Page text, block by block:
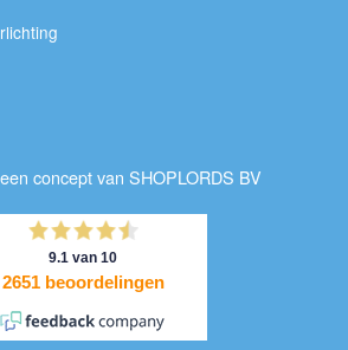
concept van SHOPLORDS BV